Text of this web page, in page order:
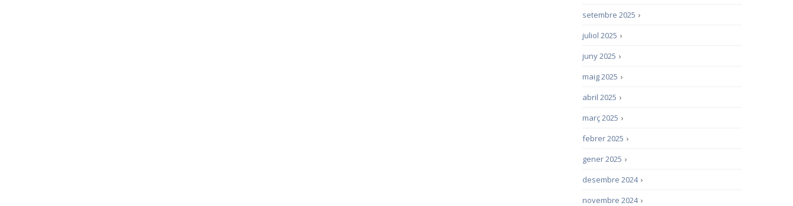
›
setembre 2025
›
juliol 2025
›
juny 2025
›
maig 2025
›
abril 2025
›
març 2025
›
febrer 2025
›
gener 2025
›
desembre 2024
›
novembre 2024